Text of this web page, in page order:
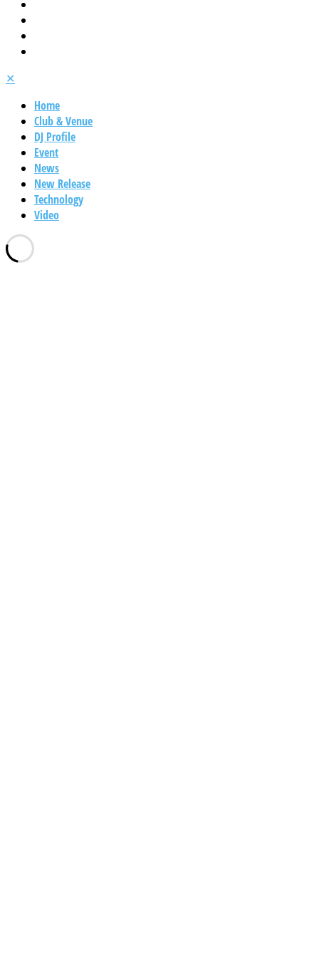
✕
Home
Club & Venue
DJ Profile
Event
News
New Release
Technology
Video